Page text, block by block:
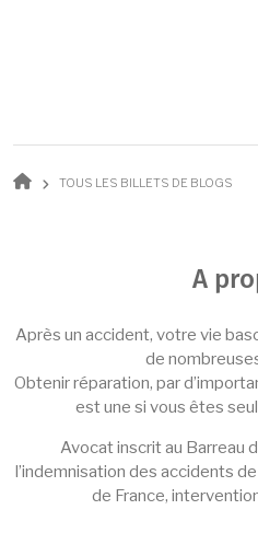
TOUS LES BILLETS DE BLOGS
A
Après un accident, votre vie
de
Obtenir réparation, par
est une si vous êtes
Avocat inscrit au Barreau
l’indemnisation des accidents
de France,